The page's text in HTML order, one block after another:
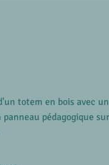
totem en bois avec
pédagogique